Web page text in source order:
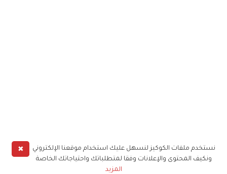
✖
نستخدم ملفات الكوكيز لنسهل عليك استخدام موقعنا الإلكتروني
ونكيف المحتوى والإعلانات وفقا لمتطلباتك واحتياجاتك الخاصة
المزيد